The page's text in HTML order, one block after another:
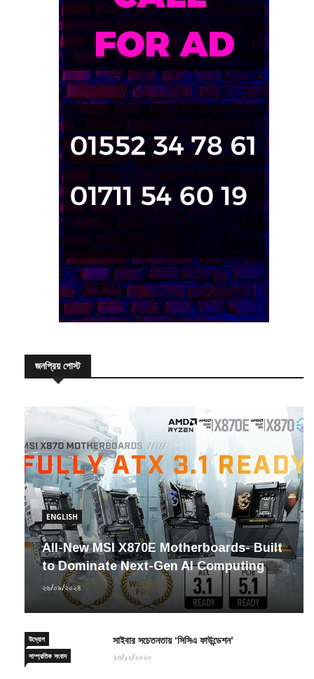
জনপ্রিয় পোস্ট
ENGLISH
All-New MSI X870E Motherboards- Built
to Dominate Next-Gen AI Computing
২৬/০৯/২০২৪
উদ্যোগ
সাইবার সচেতনতায় ‘সিসিএ ফাউন্ডেশন’